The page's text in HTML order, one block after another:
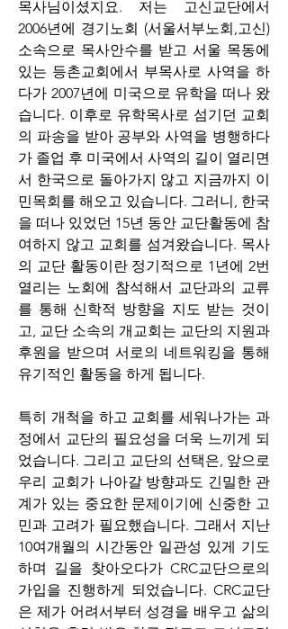
목사님이셨지요. 저는 고신교단에서
2006년에 경기노회 (서울서부노회,고신)
소속으로 목사안수를 받고 서울 목동에
있는 등촌교회에서 부목사로 사역을 하
다가 2007년에 미국으로 유학을 떠나 왔
습니다. 이후로 유학목사로 섬기던 교회
의 파송을 받아 공부와 사역을 병행하다
가 졸업 후 미국에서 사역의 길이 열리면
서 한국으로 돌아가지 않고 지금까지 이
민목회를 해오고 있습니다. 그러니, 한국
을 떠나 있었던 15년 동안 교단활동에 참
여하지 않고 교회를 섬겨왔습니다. 목사
의 교단 활동이란 정기적으로 1년에 2번
열리는 노회에 참석해서 교단과의 교류
를 통해 신학적 방향을 지도 받는 것이
고, 교단 소속의 개교회는 교단의 지원과
후원을 받으며 서로의 네트워킹을 통해
유기적인 활동을 하게 됩니다.
특히 개척을 하고 교회를 세워나가는 과
정에서 교단의 필요성을 더욱 느끼게 되
었습니다. 그리고 교단의 선택은, 앞으로
우리 교회가 나아갈 방향과도 긴밀한 관
계가 있는 중요한 문제이기에 신중한 고
민과 고려가 필요했습니다. 그래서 지난
10여개월의 시간동안 일관성 있게 기도
하며 길을 찾아오다가 CRC교단으로의
가입을 진행하게 되었습니다. CRC교단
은 제가 어려서부터 성경을 배우고 삶의